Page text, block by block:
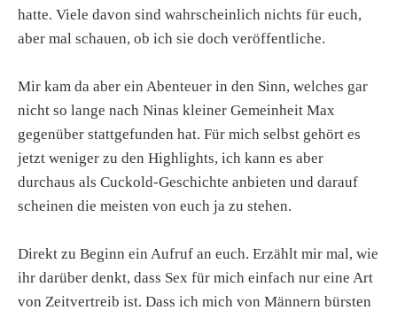
hatte. Viele davon sind wahrscheinlich nichts für euch,
aber mal schauen, ob ich sie doch veröffentliche.
Mir kam da aber ein Abenteuer in den Sinn, welches gar
nicht so lange nach Ninas kleiner Gemeinheit Max
gegenüber stattgefunden hat. Für mich selbst gehört es
jetzt weniger zu den Highlights, ich kann es aber
durchaus als Cuckold-Geschichte anbieten und darauf
scheinen die meisten von euch ja zu stehen.
Direkt zu Beginn ein Aufruf an euch. Erzählt mir mal, wie
ihr darüber denkt, dass Sex für mich einfach nur eine Art
von Zeitvertreib ist. Dass ich mich von Männern bürsten